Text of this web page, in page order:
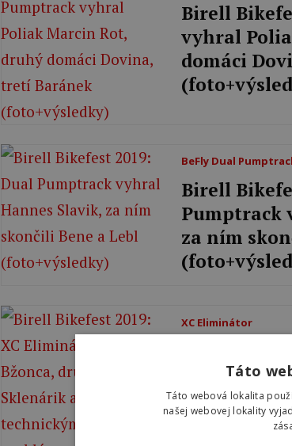
Birell
vyhral
domáci
BeFly Dual
Birell
Pumptrack
za ním
XC Eliminátor
vyhral
Sklenárik
problémami
Táto
Táto webová lokalita
našej webovej lokality